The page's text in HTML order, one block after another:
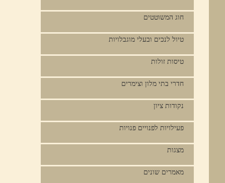
חוג המשוטטים
טיול לנכים ובעלי מוגבלויות
טיסות זולות
חדרי בתי מלון וצימרים
נקודות ציון
פעילויות לפנויים פנויות
מצגות
מאמרים שונים